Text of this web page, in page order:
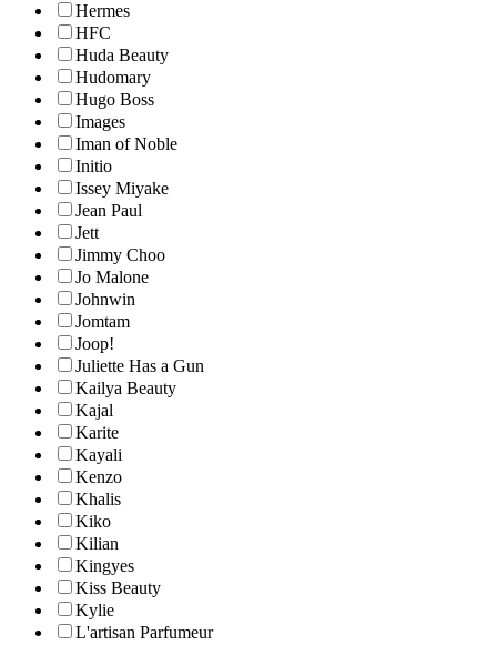
Hermes
HFC
Huda Beauty
Hudomary
Hugo Boss
Images
Iman of Noble
Initio
Issey Miyake
Jean Paul
Jett
Jimmy Choo
Jo Malone
Johnwin
Jomtam
Joop!
Juliette Has a Gun
Kailya Beauty
Kajal
Karite
Kayali
Kenzo
Khalis
Kiko
Kilian
Kingyes
Kiss Beauty
Kylie
L'artisan Parfumeur